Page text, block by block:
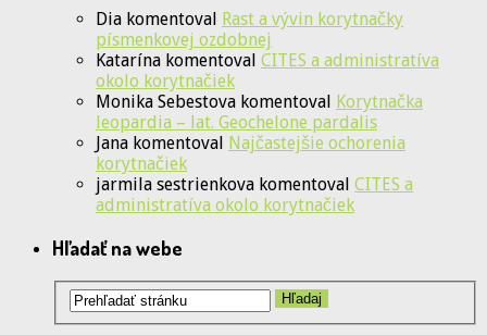
Dia komentoval Rast a vývin korytnačky
písmenkovej ozdobnej
Katarína komentoval CITES a administratíva
okolo korytnačiek
Monika Sebestova komentoval Korytnačka
leopardia – lat. Geochelone pardalis
Jana komentoval Najčastejšie ochorenia
korytnačiek
jarmila sestrienkova komentoval CITES a
administratíva okolo korytnačiek
Hľadať na webe